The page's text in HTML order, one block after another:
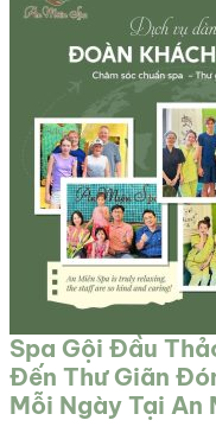
Spa Gội Đầu
Đến Thư Giãn
Mỗi Ngày Tại An